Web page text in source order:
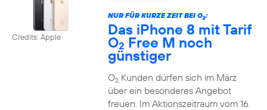
Credits: Apple
NUR FÜR KURZE ZEIT BEI O2:
Das iPhone 8 mit Tarif
O2 Free M noch
günstiger
O2Kunden dürfen sich im März
über ein besonderes Angebot
freuen. Im Aktionszeitraum vom 16.